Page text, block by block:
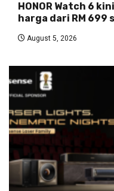
HONOR Watch 6
harga dari RM 699
August 5, 2026